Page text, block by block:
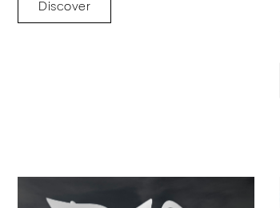
Discover